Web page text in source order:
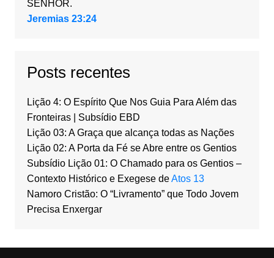
SENHOR.
Jeremias 23:24
Posts recentes
Lição 4: O Espírito Que Nos Guia Para Além das
Fronteiras | Subsídio EBD
Lição 03: A Graça que alcança todas as Nações
Lição 02: A Porta da Fé se Abre entre os Gentios
Subsídio Lição 01: O Chamado para os Gentios –
Contexto Histórico e Exegese deAtos 13
Namoro Cristão: O “Livramento” que Todo Jovem
Precisa Enxergar